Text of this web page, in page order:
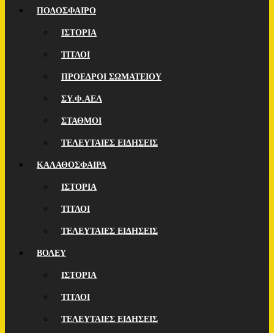
ΠΟΔΟΣΦΑΙΡΟ
ΙΣΤΟΡΙΑ
ΤΙΤΛΟΙ
ΠΡΟΕΔΡΟΙ ΣΩΜΑΤΕΙΟΥ
ΣΥ.Φ.ΑΕΛ
ΣΤΑΘΜΟΙ
ΤΕΛΕΥΤΑΙΕΣ ΕΙΔΗΣΕΙΣ
ΚΑΛΑΘΟΣΦΑΙΡΑ
ΙΣΤΟΡΙΑ
ΤΙΤΛΟΙ
ΤΕΛΕΥΤΑΙΕΣ ΕΙΔΗΣΕΙΣ
ΒΟΛΕΥ
ΙΣΤΟΡΙΑ
ΤΙΤΛΟΙ
ΤΕΛΕΥΤΑΙΕΣ ΕΙΔΗΣΕΙΣ